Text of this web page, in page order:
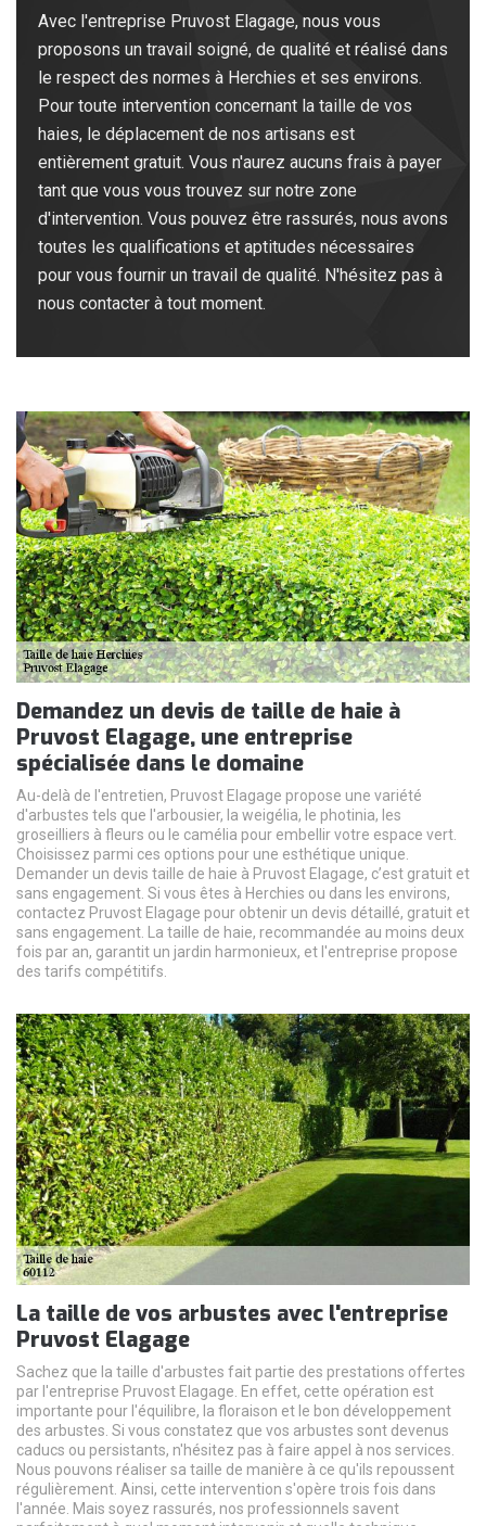
Avec l'entreprise Pruvost Elagage, nous vous
proposons un travail soigné, de qualité et réalisé dans
le respect des normes à Herchies et ses environs.
Pour toute intervention concernant la taille de vos
haies, le déplacement de nos artisans est
entièrement gratuit. Vous n'aurez aucuns frais à payer
tant que vous vous trouvez sur notre zone
d'intervention. Vous pouvez être rassurés, nous avons
toutes les qualifications et aptitudes nécessaires
pour vous fournir un travail de qualité. N'hésitez pas à
nous contacter à tout moment.
Demandez un devis de taille de haie à
Pruvost Elagage, une entreprise
spécialisée dans le domaine
Au-delà de l'entretien, Pruvost Elagage propose une variété
d'arbustes tels que l'arbousier, la weigélia, le photinia, les
groseilliers à fleurs ou le camélia pour embellir votre espace vert.
Choisissez parmi ces options pour une esthétique unique.
Demander un devis taille de haie à Pruvost Elagage, c’est gratuit et
sans engagement. Si vous êtes à Herchies ou dans les environs,
contactez Pruvost Elagage pour obtenir un devis détaillé, gratuit et
sans engagement. La taille de haie, recommandée au moins deux
fois par an, garantit un jardin harmonieux, et l'entreprise propose
des tarifs compétitifs.
La taille de vos arbustes avec l'entreprise
Pruvost Elagage
Sachez que la taille d'arbustes fait partie des prestations offertes
par l'entreprise Pruvost Elagage. En effet, cette opération est
importante pour l'équilibre, la floraison et le bon développement
des arbustes. Si vous constatez que vos arbustes sont devenus
caducs ou persistants, n'hésitez pas à faire appel à nos services.
Nous pouvons réaliser sa taille de manière à ce qu'ils repoussent
régulièrement. Ainsi, cette intervention s'opère trois fois dans
l'année. Mais soyez rassurés, nos professionnels savent